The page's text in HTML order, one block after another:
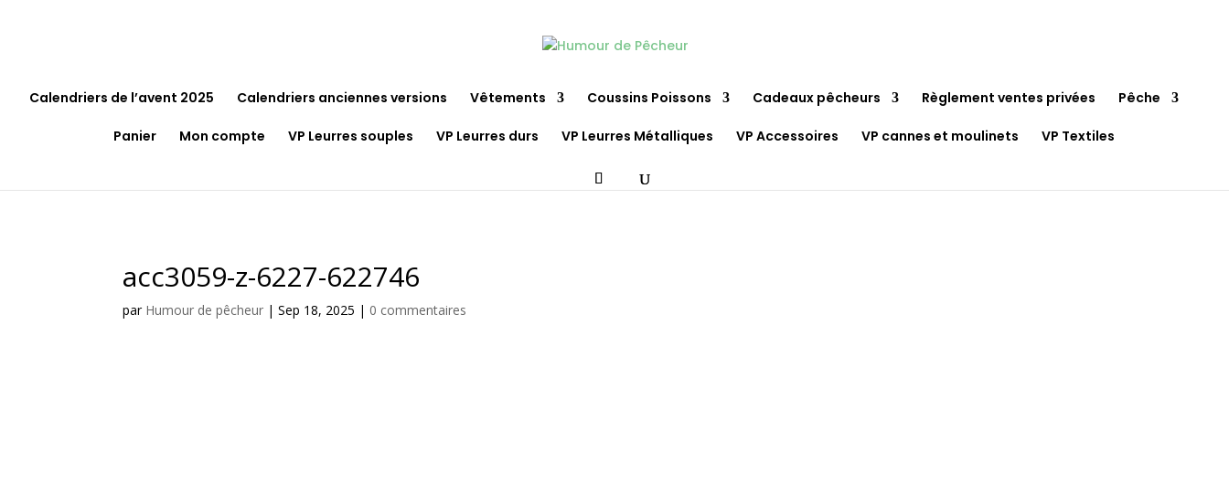
Calendriers de l’avent 2025 Calendriers anciennes versions Vêtements Coussins Poissons Cadeaux pêcheurs Règlement ventes privées Pêche
Panier Mon compte VP Leurres souples VP Leurres durs VP Leurres Métalliques VP Accessoires VP cannes et moulinets VP Textiles
acc3059-z-6227-622746
par Humour de pêcheur |Sep 18, 2025 | 0 commentaires